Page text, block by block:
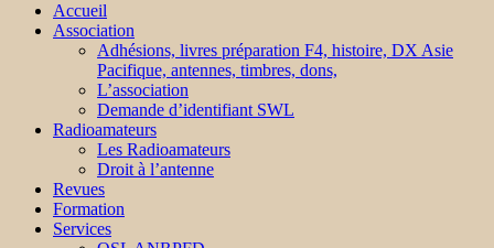
Accueil
Association
Adhésions, livres préparation F4, histoire, DX Asie
Pacifique, antennes, timbres, dons,
L’association
Demande d’identifiant SWL
Radioamateurs
Les Radioamateurs
Droit à l’antenne
Revues
Formation
Services